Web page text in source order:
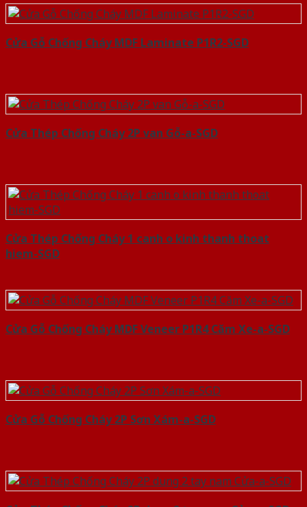
Cửa Gỗ Chống Cháy MDF Laminate P1R2-SGD
Cửa Thép Chống Cháy 2P van Gỗ-a-SGD
Cửa Thép Chống Cháy 1 canh o kinh thanh thoat
hiem-SGD
Cửa Gỗ Chống Cháy MDF Veneer P1R4 Căm Xe-a-SGD
Cửa Gỗ Chống Cháy 2P Sơn Xám-a-SGD